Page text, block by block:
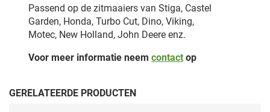
Passend op de zitmaaiers van Stiga, Castel
Garden, Honda, Turbo Cut, Dino, Viking,
Motec, New Holland, John Deere enz.
Voor meer informatie neem contactop
GERELATEERDE PRODUCTEN